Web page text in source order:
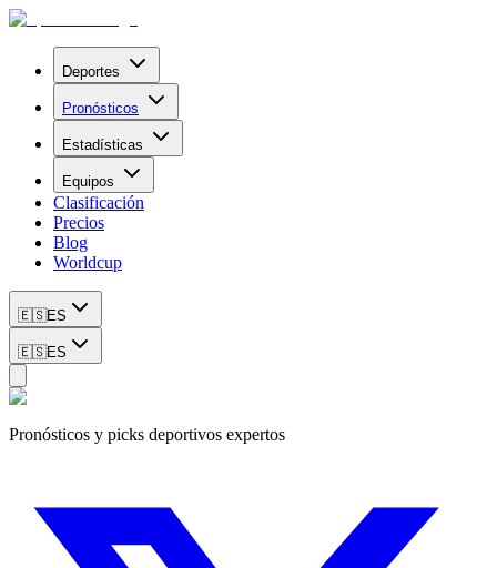
Deportes
Pronósticos
Estadísticas
Equipos
Clasificación
Precios
Blog
Worldcup
🇪🇸ES
🇪🇸ES
Pronósticos y picks deportivos expertos